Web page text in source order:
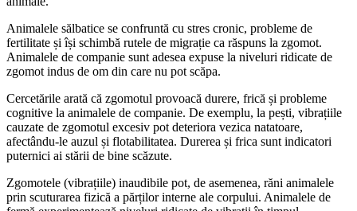
Animalele sălbatice se confruntă cu stres cronic, probleme de
fertilitate și își schimbă rutele de migrație ca răspuns la zgomot.
Animalele de companie sunt adesea expuse la niveluri ridicate de
zgomot indus de om din care nu pot scăpa.
Cercetările arată că zgomotul provoacă durere, frică și probleme
cognitive la animalele de companie. De exemplu, la pești, vibrațiile
cauzate de zgomotul excesiv pot deteriora vezica natatoare,
afectându-le auzul și flotabilitatea. Durerea și frica sunt indicatori
puternici ai stării de bine scăzute.
Zgomotele (vibrațiile) inaudibile pot, de asemenea, răni animalele
prin scuturarea fizică a părților interne ale corpului. Animalele de